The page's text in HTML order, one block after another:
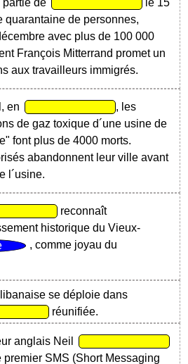
partie de
le 15
quarantaine de personnes,
avec plus de 100 000
François Mitterrand promet un
aux travailleurs immigrés.
en
, les
de gaz toxique d´une usine de
font plus de 4000 morts.
abandonnent leur ville avant
l´usine.
reconnaît
historique du Vieux-
, comme joyau du
libanaise se déploie dans
réunifiée.
anglais Neil
premier SMS (Short Messaging